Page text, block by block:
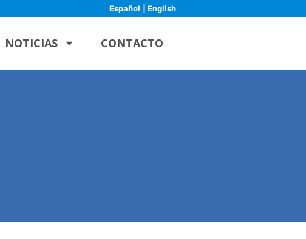
Español English
NOTICIAS CONTACTO